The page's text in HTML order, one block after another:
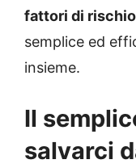
fattori di
semplice ed
insieme.
Il
salvarci